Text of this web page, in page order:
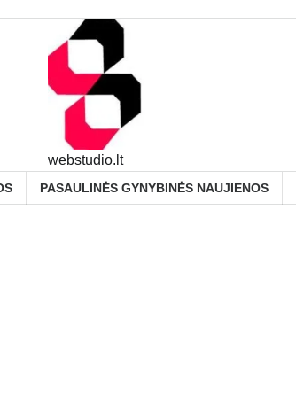
webstudio.lt
PASAULINĖS GYNYBINĖS NAUJIENOS